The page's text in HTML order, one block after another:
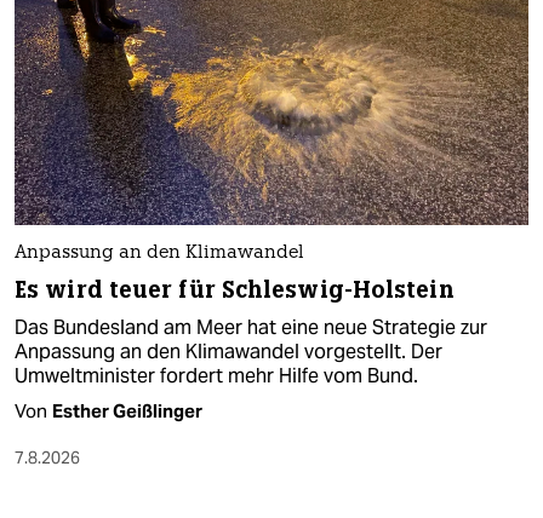
Anpassung an den Klimawandel
Es wird teuer für Schleswig-Holstein
Das Bundesland am Meer hat eine neue Strategie zur
Anpassung an den Klimawandel vorgestellt. Der
Umweltminister fordert mehr Hilfe vom Bund.
Von Esther Geißlinger
7.8.2026